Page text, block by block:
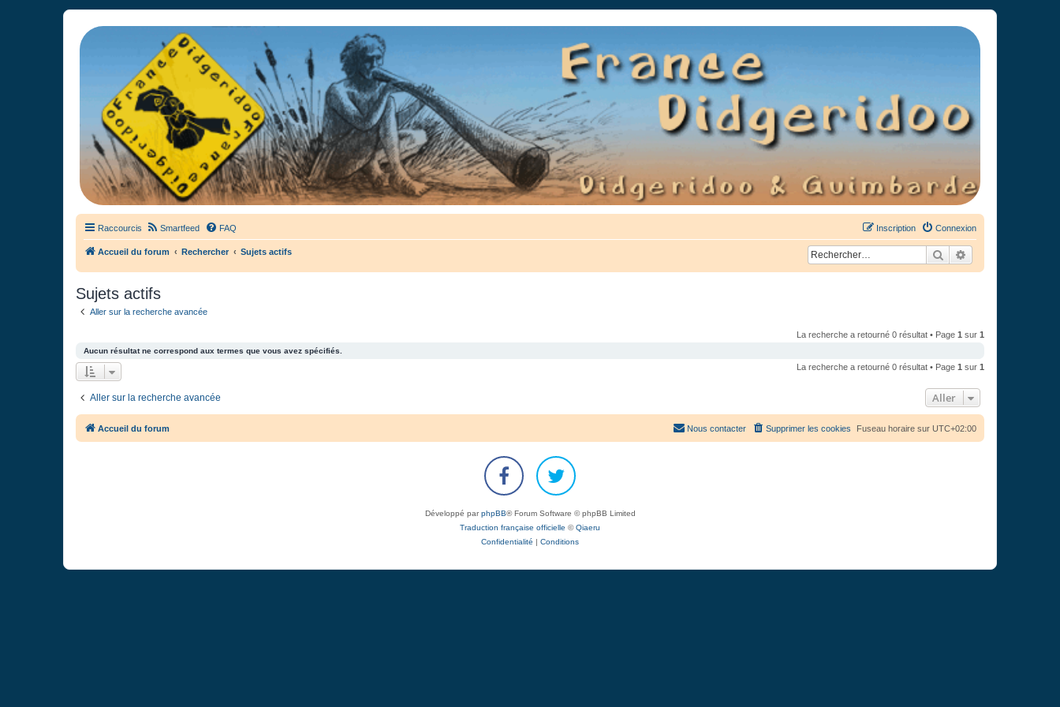
France Didgeridoo
Didgeridoo et Guimbarde sur France Didgeridoo - retrouvez la communauté.
Raccourcis Smartfeed FAQ Connexion
Inscription
Accueil du forum Rechercher Sujets actifs Rechercher
Sujets actifs
Aller sur la recherche avancée
La recherche a retourné 0 résultat • Page 1 sur 1
Aucun résultat ne correspond aux termes que vous avez spécifiés.
La recherche a retourné 0 résultat • Page 1 sur 1
Aller sur la recherche avancée Aller
Accueil du forum Fuseau horaire sur UTC+02:00
Supprimer les cookies
Nous contacter
Développé parphpBB® Forum Software © phpBB Limited
Traduction française officielle ©Qiaeru
Confidentialité | Conditions